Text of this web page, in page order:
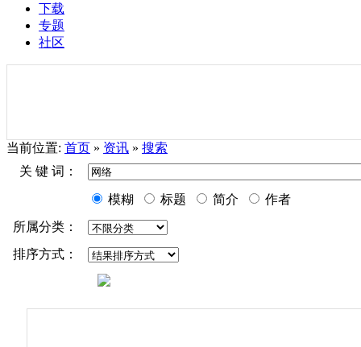
下载
专题
社区
当前位置: 首页 » 资讯 » 搜索
关 键 词：
模糊 标题 简介
作者
所属分类：
排序方式：